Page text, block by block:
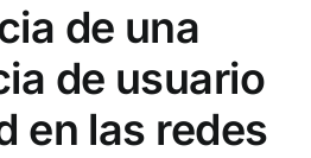
de una
de usuario
en las redes